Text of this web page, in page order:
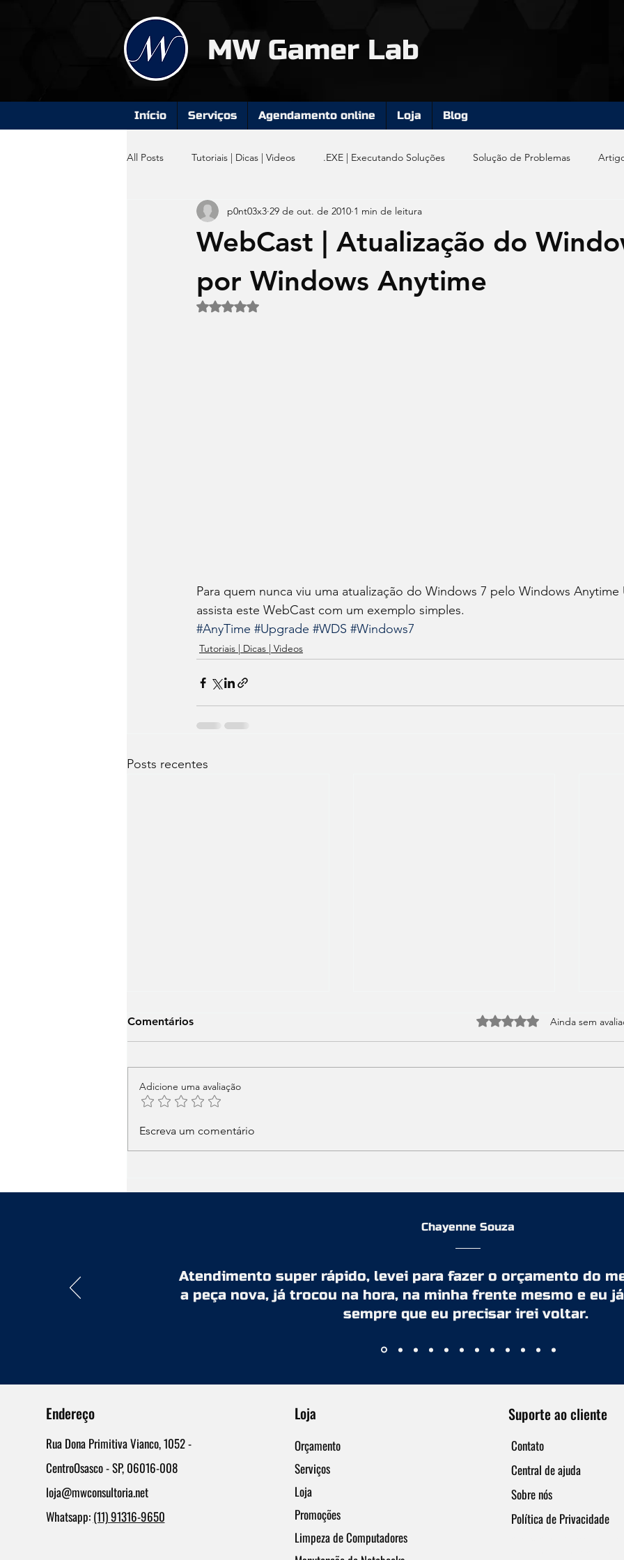
MW Gamer Lab
Início Serviços Agendamento online Loja Blog
All Posts Tutoriais | Dicas | Videos .EXE | Executando Soluções Solução de Problemas
Computador Gamer
WebCast | Atualização do
por Windows Anytime
p0nt03x3 29 de out. de 2010 1 min de leitura
Avaliado com NaN de 5 estrelas.
Para quem nunca viu uma atualização do Windows 7 pelo Windows Anytime
assista este WebCast com um exemplo simples.
#AnyTime #Upgrade #WDS #Windows7
Tutoriais | Dicas | Videos
Posts recentes
Trocando a Pasta Térmica do
Comentários Avaliado com 0 de 5
Ainda sem
Adicione uma avaliação
Escreva um comentário
Chayenne Souza
Atendimento super rápido, levei para fazer o orçamento do
a peça nova, já trocou na hora, na minha frente mesmo e eu
sempre que eu precisar irei voltar.
Endereço
Rua Dona Primitiva Vianco, 1052 -
CentroOsasco - SP, 06016-008
loja@mwconsultoria.net
Whatsapp: (11) 91316-9650
Loja
Orçamento
Serviços
Loja
Promoções
Limpeza de Computadores
Suporte ao cliente
Contato
Central de ajuda
Sobre nós
Política de Privacidade